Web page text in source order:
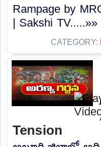
Rampage by
| Sakshi TV.....»»
CATEGORY:
Tension